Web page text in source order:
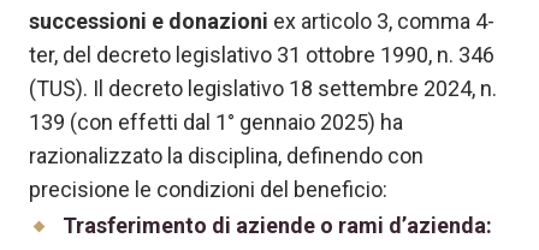
successioni e donazioni ex articolo 3, comma 4-
ter, del decreto legislativo 31 ottobre 1990, n. 346
(TUS). Il decreto legislativo 18 settembre 2024, n.
139 (con effetti dal 1° gennaio 2025) ha
razionalizzato la disciplina, definendo con
precisione le condizioni del beneficio:
Trasferimento di aziende o rami d’azienda: